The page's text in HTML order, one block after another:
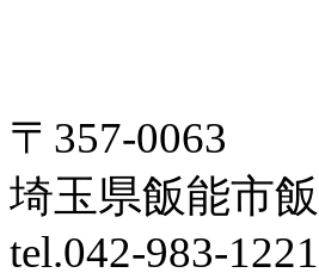
〒357-0063
埼玉県飯能市
tel.042-983-